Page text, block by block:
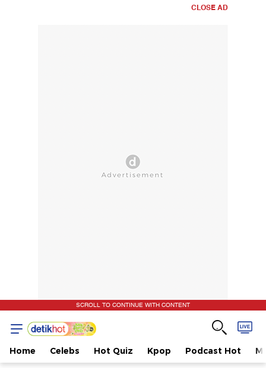
CLOSE AD
SCROLL TO CONTINUE WITH CONTENT
Home Celebs Hot Quiz Kpop Podcast Hot